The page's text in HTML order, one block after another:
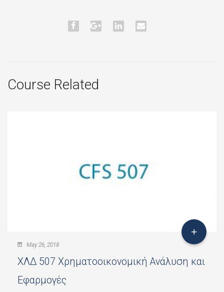
Course Related
May 26, 2018
ΧΛΔ 507 Χρηματοοικονομική Ανάλυση και
Εφαρμογές